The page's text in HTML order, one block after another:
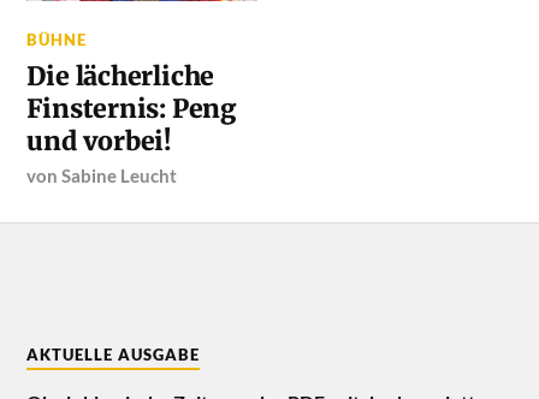
BÜHNE
Die lächerliche
Finsternis: Peng
und vorbei!
vonSabine Leucht
AKTUELLE AUSGABE